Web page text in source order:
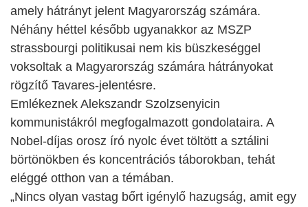
amely hátrányt jelent Magyarország számára.
Néhány héttel később ugyanakkor az MSZP
strassbourgi politikusai nem kis büszkeséggel
voksoltak a Magyarország számára hátrányokat
rögzítő Tavares-jelentésre.
Emlékeznek Alekszandr Szolzsenyicin
kommunistákról megfogalmazott gondolataira. A
Nobel-díjas orosz író nyolc évet töltött a sztálini
börtönökben és koncentrációs táborokban, tehát
eléggé otthon van a témában.
„Nincs olyan vastag bőrt igénylő hazugság, amit egy